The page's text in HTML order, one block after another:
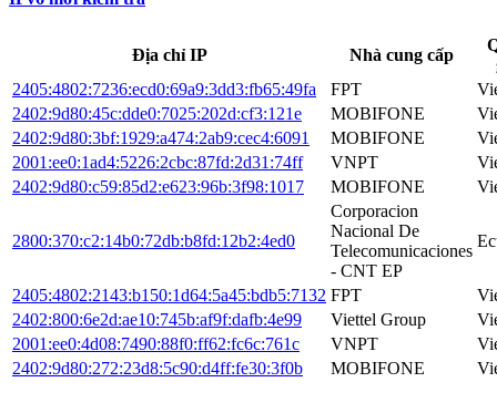
Địa chỉ IP Nhà cung cấp
2405:4802:7236:ecd0:69a9:3dd3:fb65:49fa
FPT
2402:9d80:45c:dde0:7025:202d:cf3:121e
MOBIFONE
2402:9d80:3bf:1929:a474:2ab9:cec4:6091
MOBIFONE
2001:ee0:1ad4:5226:2cbc:87fd:2d31:74ff
VNPT
2402:9d80:c59:85d2:e623:96b:3f98:1017
MOBIFONE
2800:370:c2:14b0:72db:b8fd:12b2:4ed0
Corporacion
Nacional De
Telecomunicaciones
- CNT EP
2405:4802:2143:b150:1d64:5a45:bdb5:7132 FPT
2402:800:6e2d:ae10:745b:af9f:dafb:4e99
Viettel Group
2001:ee0:4d08:7490:88f0:ff62:fc6c:761c
VNPT
2402:9d80:272:23d8:5c90:d4ff:fe30:3f0b
MOBIFONE